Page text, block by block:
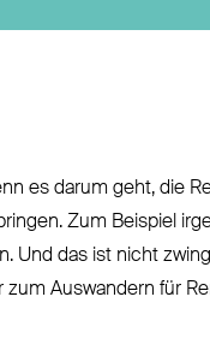
es darum geht, die
Zum Beispiel
Und das ist nicht
Auswandern für